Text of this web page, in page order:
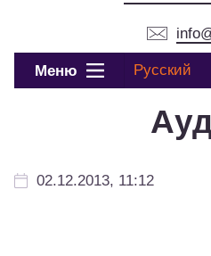
Меню Русский
02.12.2013, 11:12